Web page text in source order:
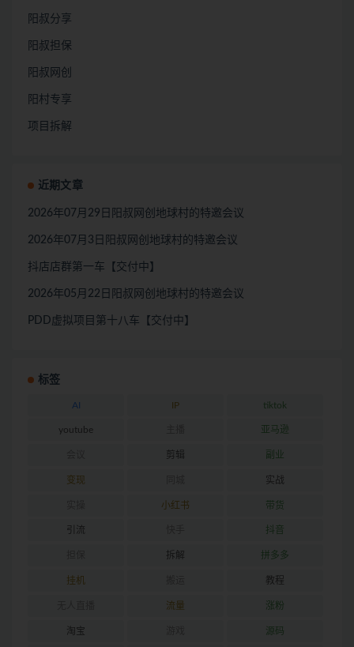
阳叔分享
阳叔担保
阳叔网创
阳村专享
项目拆解
近期文章
2026年07月29日阳叔网创地球村的特邀会议
2026年07月3日阳叔网创地球村的特邀会议
抖店店群第一车【交付中】
2026年05月22日阳叔网创地球村的特邀会议
PDD虚拟项目第十八车【交付中】
标签
AI IP tiktok
youtube 亚马逊
剪辑 副业
变现 实战
小红书 带货
引流 抖音
拆解 拼多多
挂机 教程
流量 涨粉
淘宝 源码